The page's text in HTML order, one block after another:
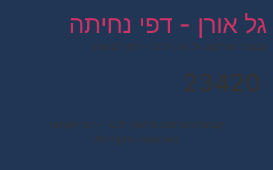
גל אורן - דפי נחיתה
קבוצת הפרסום גל אורן לרנר – דפי לקוחות
23420
קבוצת הפרסום גל אורן לרנר – דפי לקוחות
All rights reserved